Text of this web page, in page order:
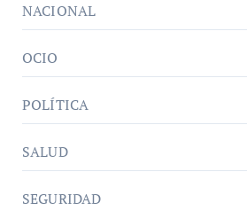
NACIONAL
OCIO
POLÍTICA
SALUD
SEGURIDAD